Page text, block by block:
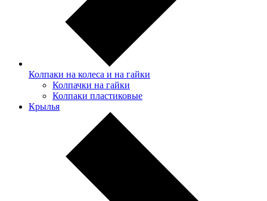
Колпаки на колеса и на гайки
Колпачки на гайки
Колпаки пластиковые
Крылья